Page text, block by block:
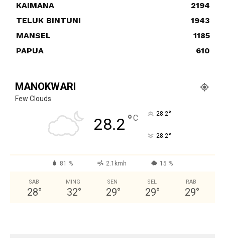
KAIMANA
2194
TELUK BINTUNI
1943
MANSEL
1185
PAPUA
610
MANOKWARI
Few Clouds
28.2 °C 28.2°
28.2°
81 % 2.1kmh 15 %
SAB
28°
MING
32°
SEN
29°
SEL
29°
RAB
29°